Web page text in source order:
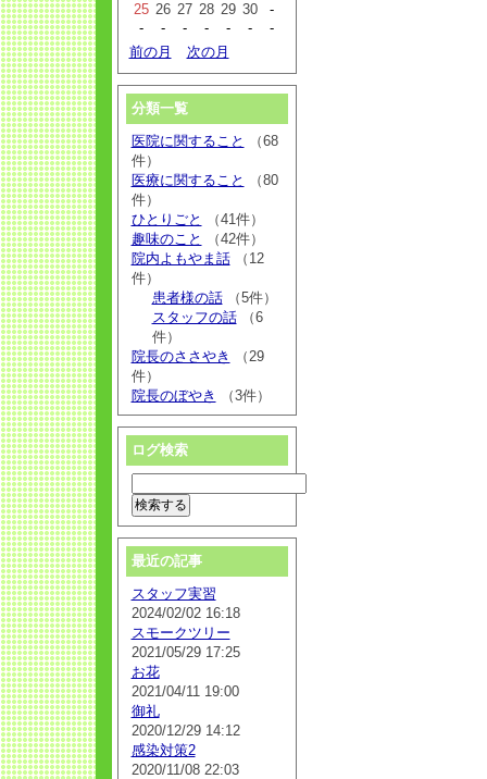
25 26 27 28 29 30
-
-
- - - - -
-
前の月
次の月
分類一覧
医院に関すること
（68
件）
医療に関すること
（80
件）
ひとりごと
（41件）
趣味のこと
（42件）
院内よもやま話（12
件）
患者様の話（5件）
スタッフの話（6
件）
院長のささやき
（29
件）
院長のぼやき
（3件）
ログ検索
最近の記事
スタッフ実習
2024/02/02 16:18
スモークツリー
2021/05/29 17:25
お花
2021/04/11 19:00
御礼
2020/12/29 14:12
感染対策2
2020/11/08 22:03